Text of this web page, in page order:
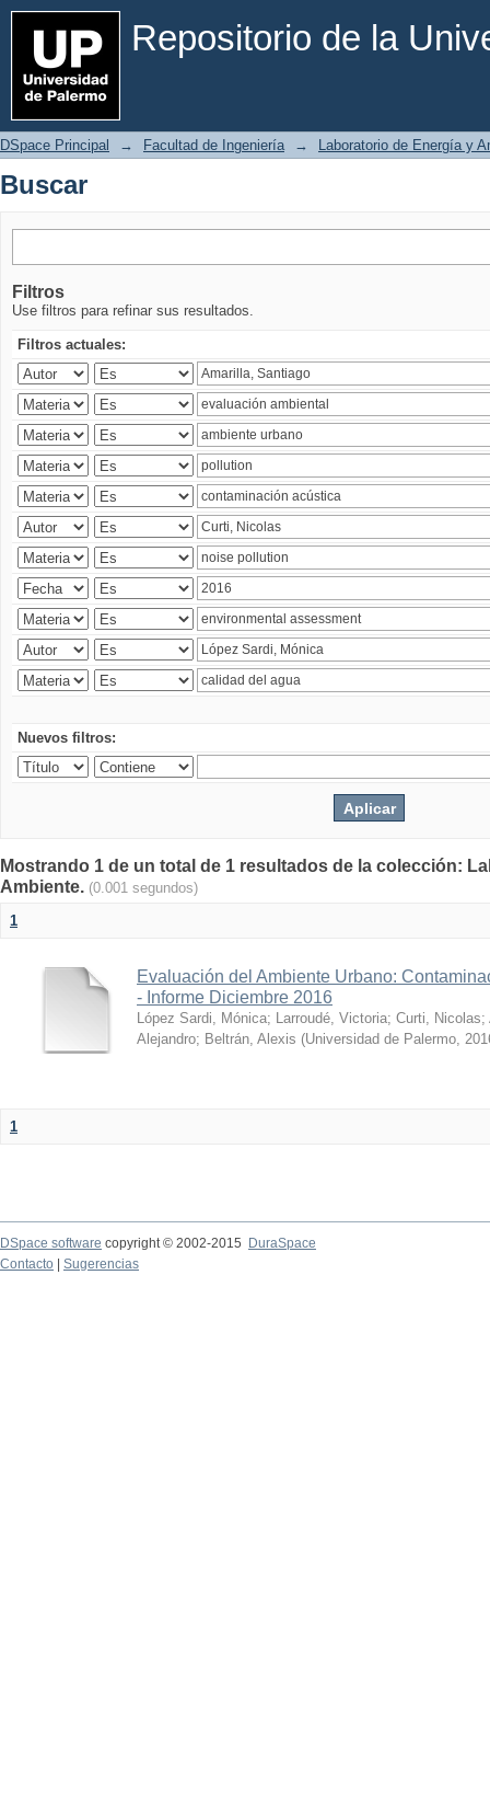
Repositorio de la
Buscar
DSpace Principal → Facultad de Ingeniería → Laboratorio de Energía y
Buscar
Filtros
Use filtros para refinar sus resultados.
Filtros actuales:
Nuevos filtros:
Mostrando 1 de un total de 1 resultados de la colección:
Ambiente. (0.001 segundos)
1
Evaluación del Ambiente Urbano:
- Informe Diciembre 2016
López Sardi, Mónica; Larroudé, Victoria; Curti, Nicolas;
Alejandro; Beltrán, Alexis (Universidad de Palermo,
1
DSpace software copyright © 2002-2015
DuraSpace
Contacto
Sugerencias